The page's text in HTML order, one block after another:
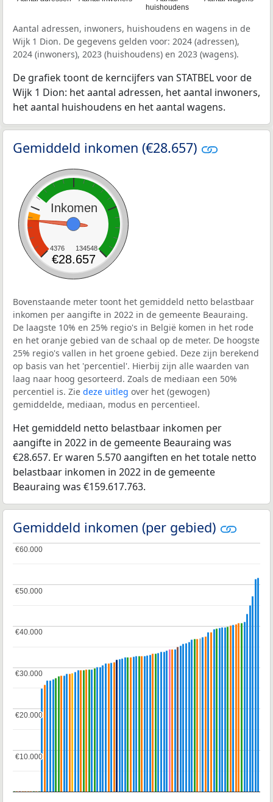
huishoudens
Aantal adressen, inwoners, huishoudens en wagens in de
Wijk 1 Dion. De gegevens gelden voor: 2024 (adressen),
2024 (inwoners), 2023 (huishoudens) en 2023 (wagens).
De grafiek toont de kerncijfers van STATBEL voor de
Wijk 1 Dion: het aantal adressen, het aantal inwoners,
het aantal huishoudens en het aantal wagens.
Gemiddeld inkomen (€28.657)
Inkomen
4376 134548
€28.657
Bovenstaande meter toont het gemiddeld netto belastbaar
inkomen per aangifte in 2022 in de gemeente Beauraing.
De laagste 10% en 25% regio's in België komen in het rode
en het oranje gebied van de schaal op de meter. De hoogste
25% regio's vallen in het groene gebied. Deze zijn berekend
op basis van het 'percentiel'. Hierbij zijn alle waarden van
laag naar hoog gesorteerd. Zoals de mediaan een 50%
percentiel is. Zie deze uitleg over het (gewogen)
gemiddelde, mediaan, modus en percentieel.
Het gemiddeld netto belastbaar inkomen per
aangifte in 2022 in de gemeente Beauraing was
€28.657. Er waren 5.570 aangiften en het totale netto
belastbaar inkomen in 2022 in de gemeente
Beauraing was €159.617.763.
Gemiddeld inkomen (per gebied)
€10.000
€10.000
€20.000
€20.000
€30.000
€30.000
€40.000
€40.000
€50.000
€50.000
€60.000
€60.000